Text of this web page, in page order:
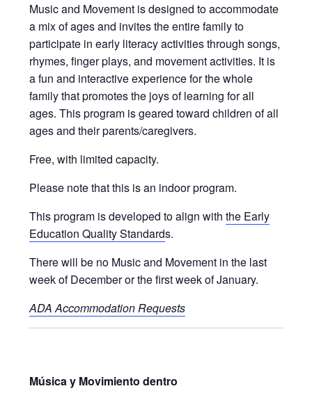
Music and Movement is designed to accommodate
a mix of ages and invites the entire family to
participate in early literacy activities through songs,
rhymes, finger plays, and movement activities. It is
a fun and interactive experience for the whole
family that promotes the joys of learning for all
ages. This program is geared toward children of all
ages and their parents/caregivers.
Free, with limited capacity.
Please note that this is an indoor program.
This program is developed to align withthe Early
Education Quality Standards.
There will be no Music and Movement in the last
week of December or the first week of January.
ADA Accommodation Requests
Música y Movimiento dentro